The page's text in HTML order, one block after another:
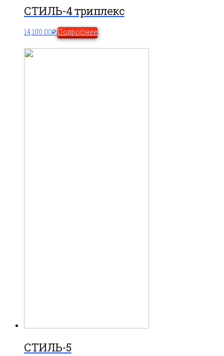
СТИЛЬ-4 триплекс
14,100.00₽ Подробнее
СТИЛЬ-5